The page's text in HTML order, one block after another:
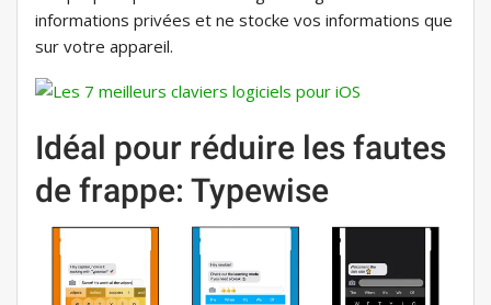
informations privées et ne stocke vos informations que
sur votre appareil.
Idéal pour réduire les fautes
de frappe: Typewise